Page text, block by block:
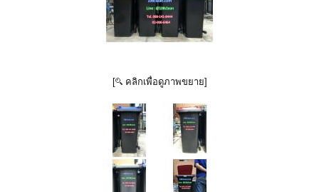
[ คลิกเพื่อดูภาพขยาย]